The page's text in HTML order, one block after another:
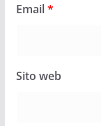
Email*
Sito web